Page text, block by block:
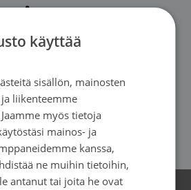
virhe
tai 02
klo 9-15)
käyttää
sisällön, mainosten
liikenteemme
myös tietoja
mainos- ja
kanssa,
ne muihin tietoihin,
antanut tai joita he ovat